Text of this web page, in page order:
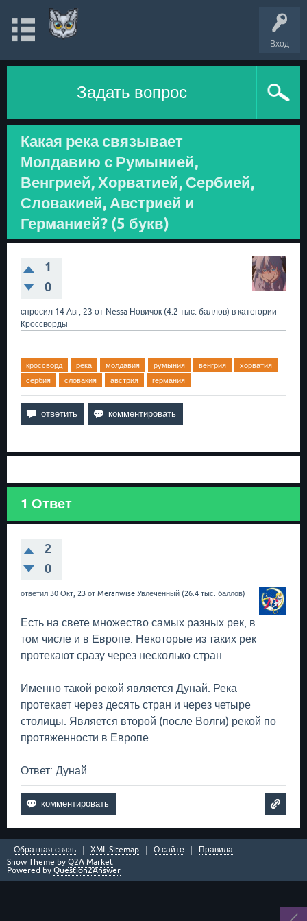
Вход
Задать вопрос
Какая река связывает
Молдавию с Румынией,
Венгрией, Хорватией, Сербией,
Словакией, Австрией и
Германией? (5 букв)
1
0
спросил 14 Авг, 23 от Nessa Новичок (4.2 тыс. баллов) в категории
Кроссворды
кроссворд река молдавия румыния венгрия
хорватия
сербия
словакия австрия германия
1 Ответ
2
0
ответил 30 Окт, 23 от Meranwise Увлеченный (26.4 тыс. баллов)
Есть на свете множество самых разных рек, в
том числе и в Европе. Некоторые из таких рек
протекают сразу через несколько стран.
Именно такой рекой является Дунай. Река
протекает через десять стран и через четыре
столицы. Является второй (после Волги) рекой по
протяженности в Европе.
Ответ: Дунай.
Обратная связь XML Sitemap О сайте
Правила
Snow Theme by Q2A Market
Powered by Question2Answer